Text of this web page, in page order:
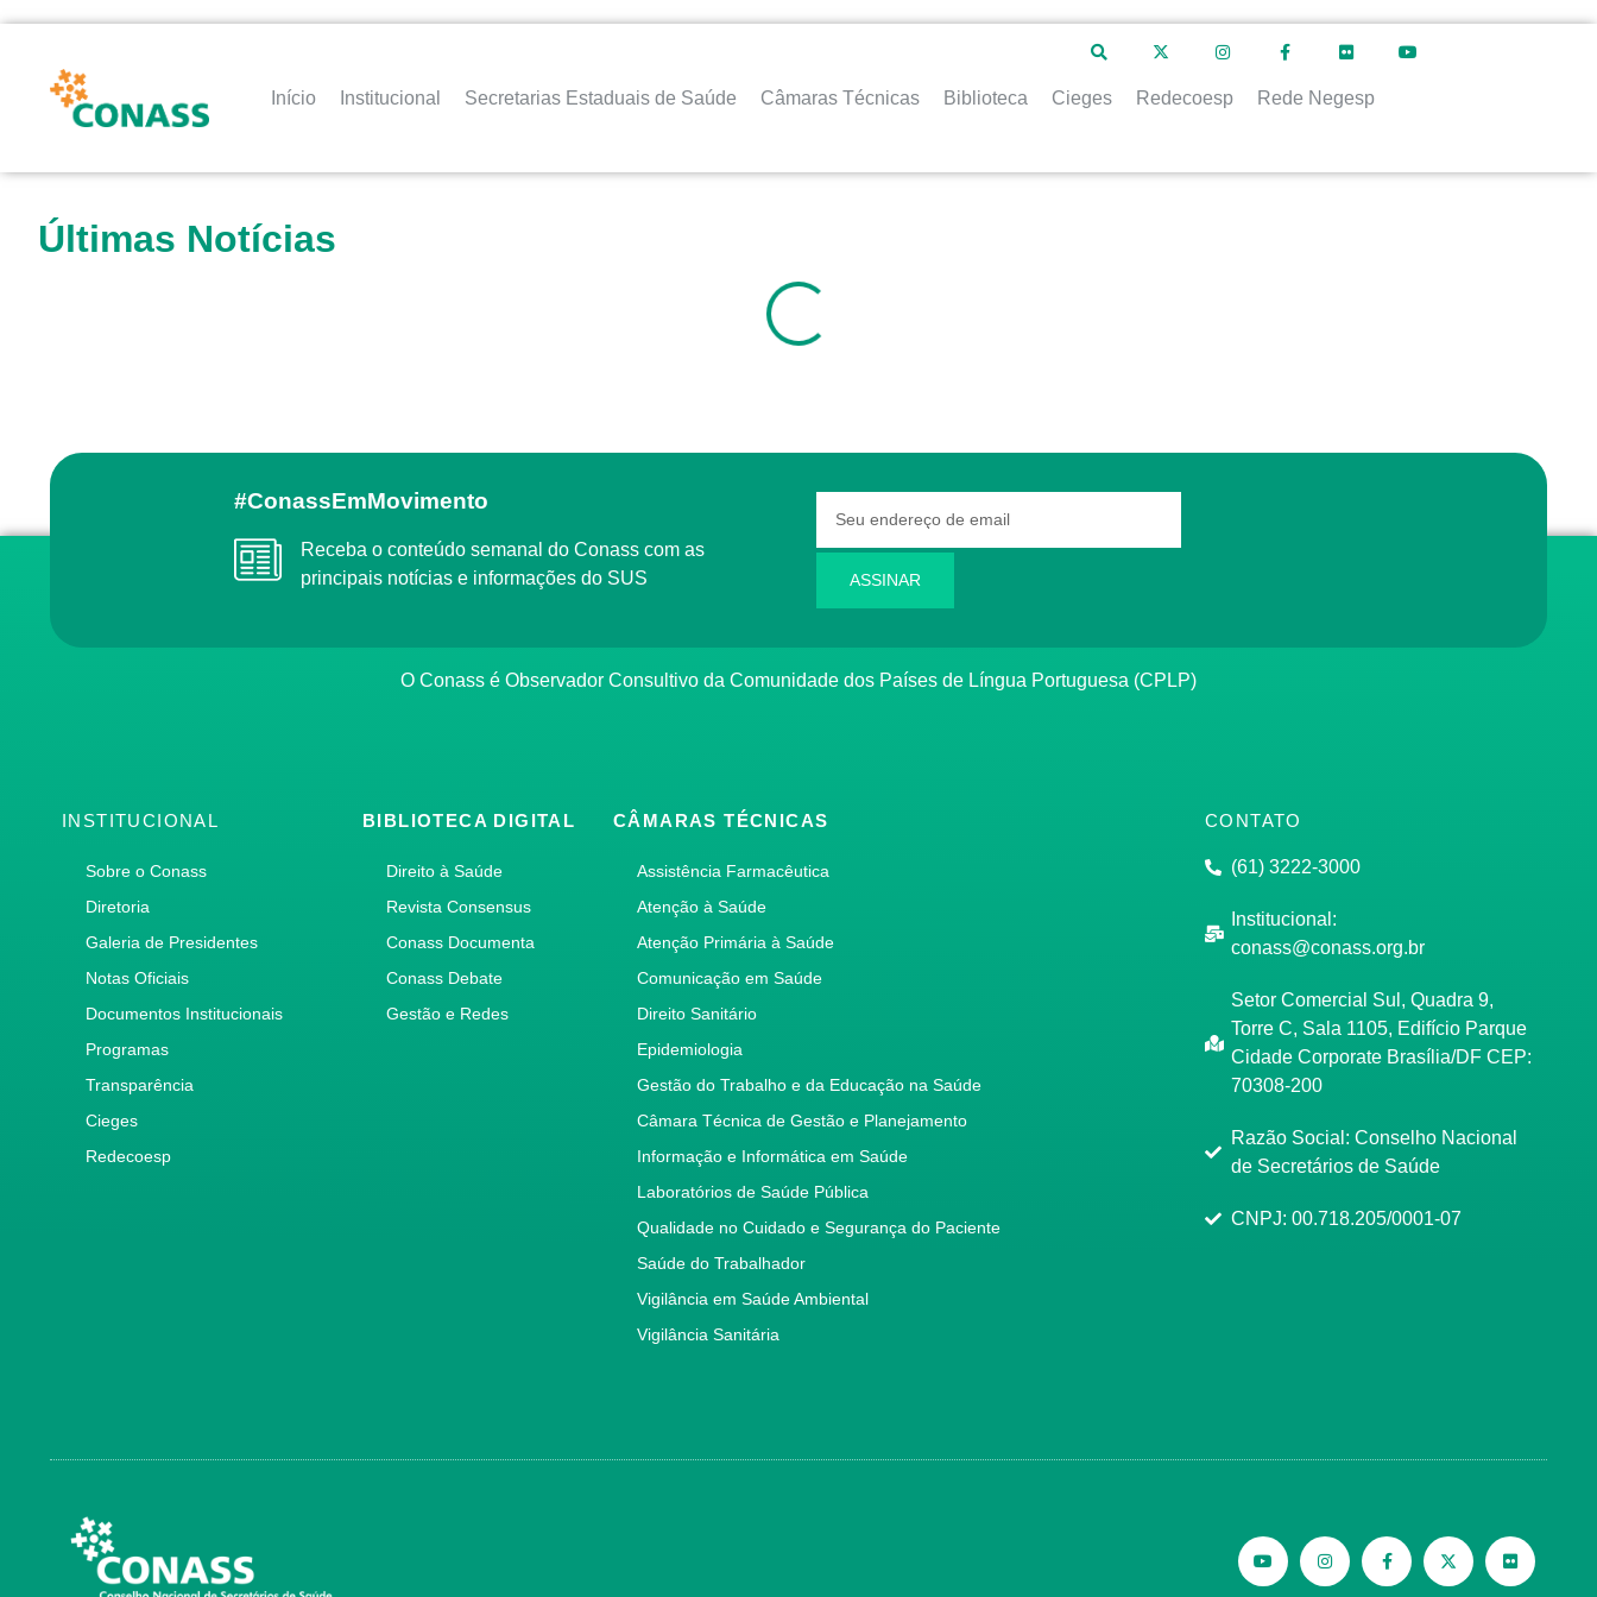
Início Institucional Secretarias Estaduais de Saúde Câmaras Técnicas Biblioteca Cieges Redecoesp Rede Negesp
Últimas Notícias
#ConassEmMovimento
Receba o conteúdo semanal do Conass com as
principais notícias e informações do SUS
ASSINAR
O Conass é Observador Consultivo da Comunidade dos Países de Língua Portuguesa (CPLP)
INSTITUCIONAL
Sobre o Conass
Diretoria
Galeria de Presidentes
Notas Oficiais
Documentos Institucionais
Programas
Transparência
Cieges
Redecoesp
BIBLIOTECA DIGITAL
Direito à Saúde
Revista Consensus
Conass Documenta
Conass Debate
Gestão e Redes
CÂMARAS TÉCNICAS
Assistência Farmacêutica
Atenção à Saúde
Atenção Primária à Saúde
Comunicação em Saúde
Direito Sanitário
Epidemiologia
Gestão do Trabalho e da Educação na Saúde
Câmara Técnica de Gestão e Planejamento
Informação e Informática em Saúde
Laboratórios de Saúde Pública
Qualidade no Cuidado e Segurança do Paciente
Saúde do Trabalhador
Vigilância em Saúde Ambiental
Vigilância Sanitária
CONTATO
(61) 3222-3000
Institucional:
conass@conass.org.br
Setor Comercial Sul, Quadra 9,
Torre C, Sala 1105, Edifício Parque
Cidade Corporate Brasília/DF CEP:
70308-200
Razão Social: Conselho Nacional
de Secretários de Saúde
CNPJ: 00.718.205/0001-07